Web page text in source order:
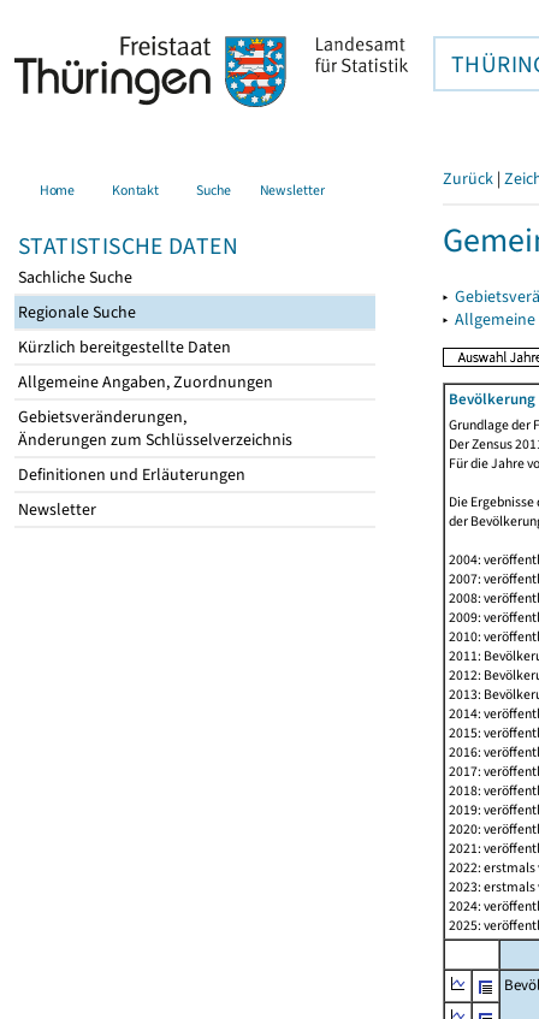
Home Kontakt Suche Newsletter
STATISTISCHE DATEN
Sachliche Suche
Regionale Suche
Kürzlich bereitgestellte Daten
Allgemeine Angaben, Zuordnungen
Gebietsveränderungen,
Änderungen zum Schlüsselverzeichnis
Definitionen und Erläuterungen
Newsletter
Zurück |
▸
▸
Grundlage der
Der Zensus
Für die Jahre
Die
der
2004:
2007:
2008:
2009:
2010:
2011:
2012:
2013:
2014:
2015:
2016:
2017:
2018:
2019:
2020:
2021:
2022:
2023:
2024:
2025: